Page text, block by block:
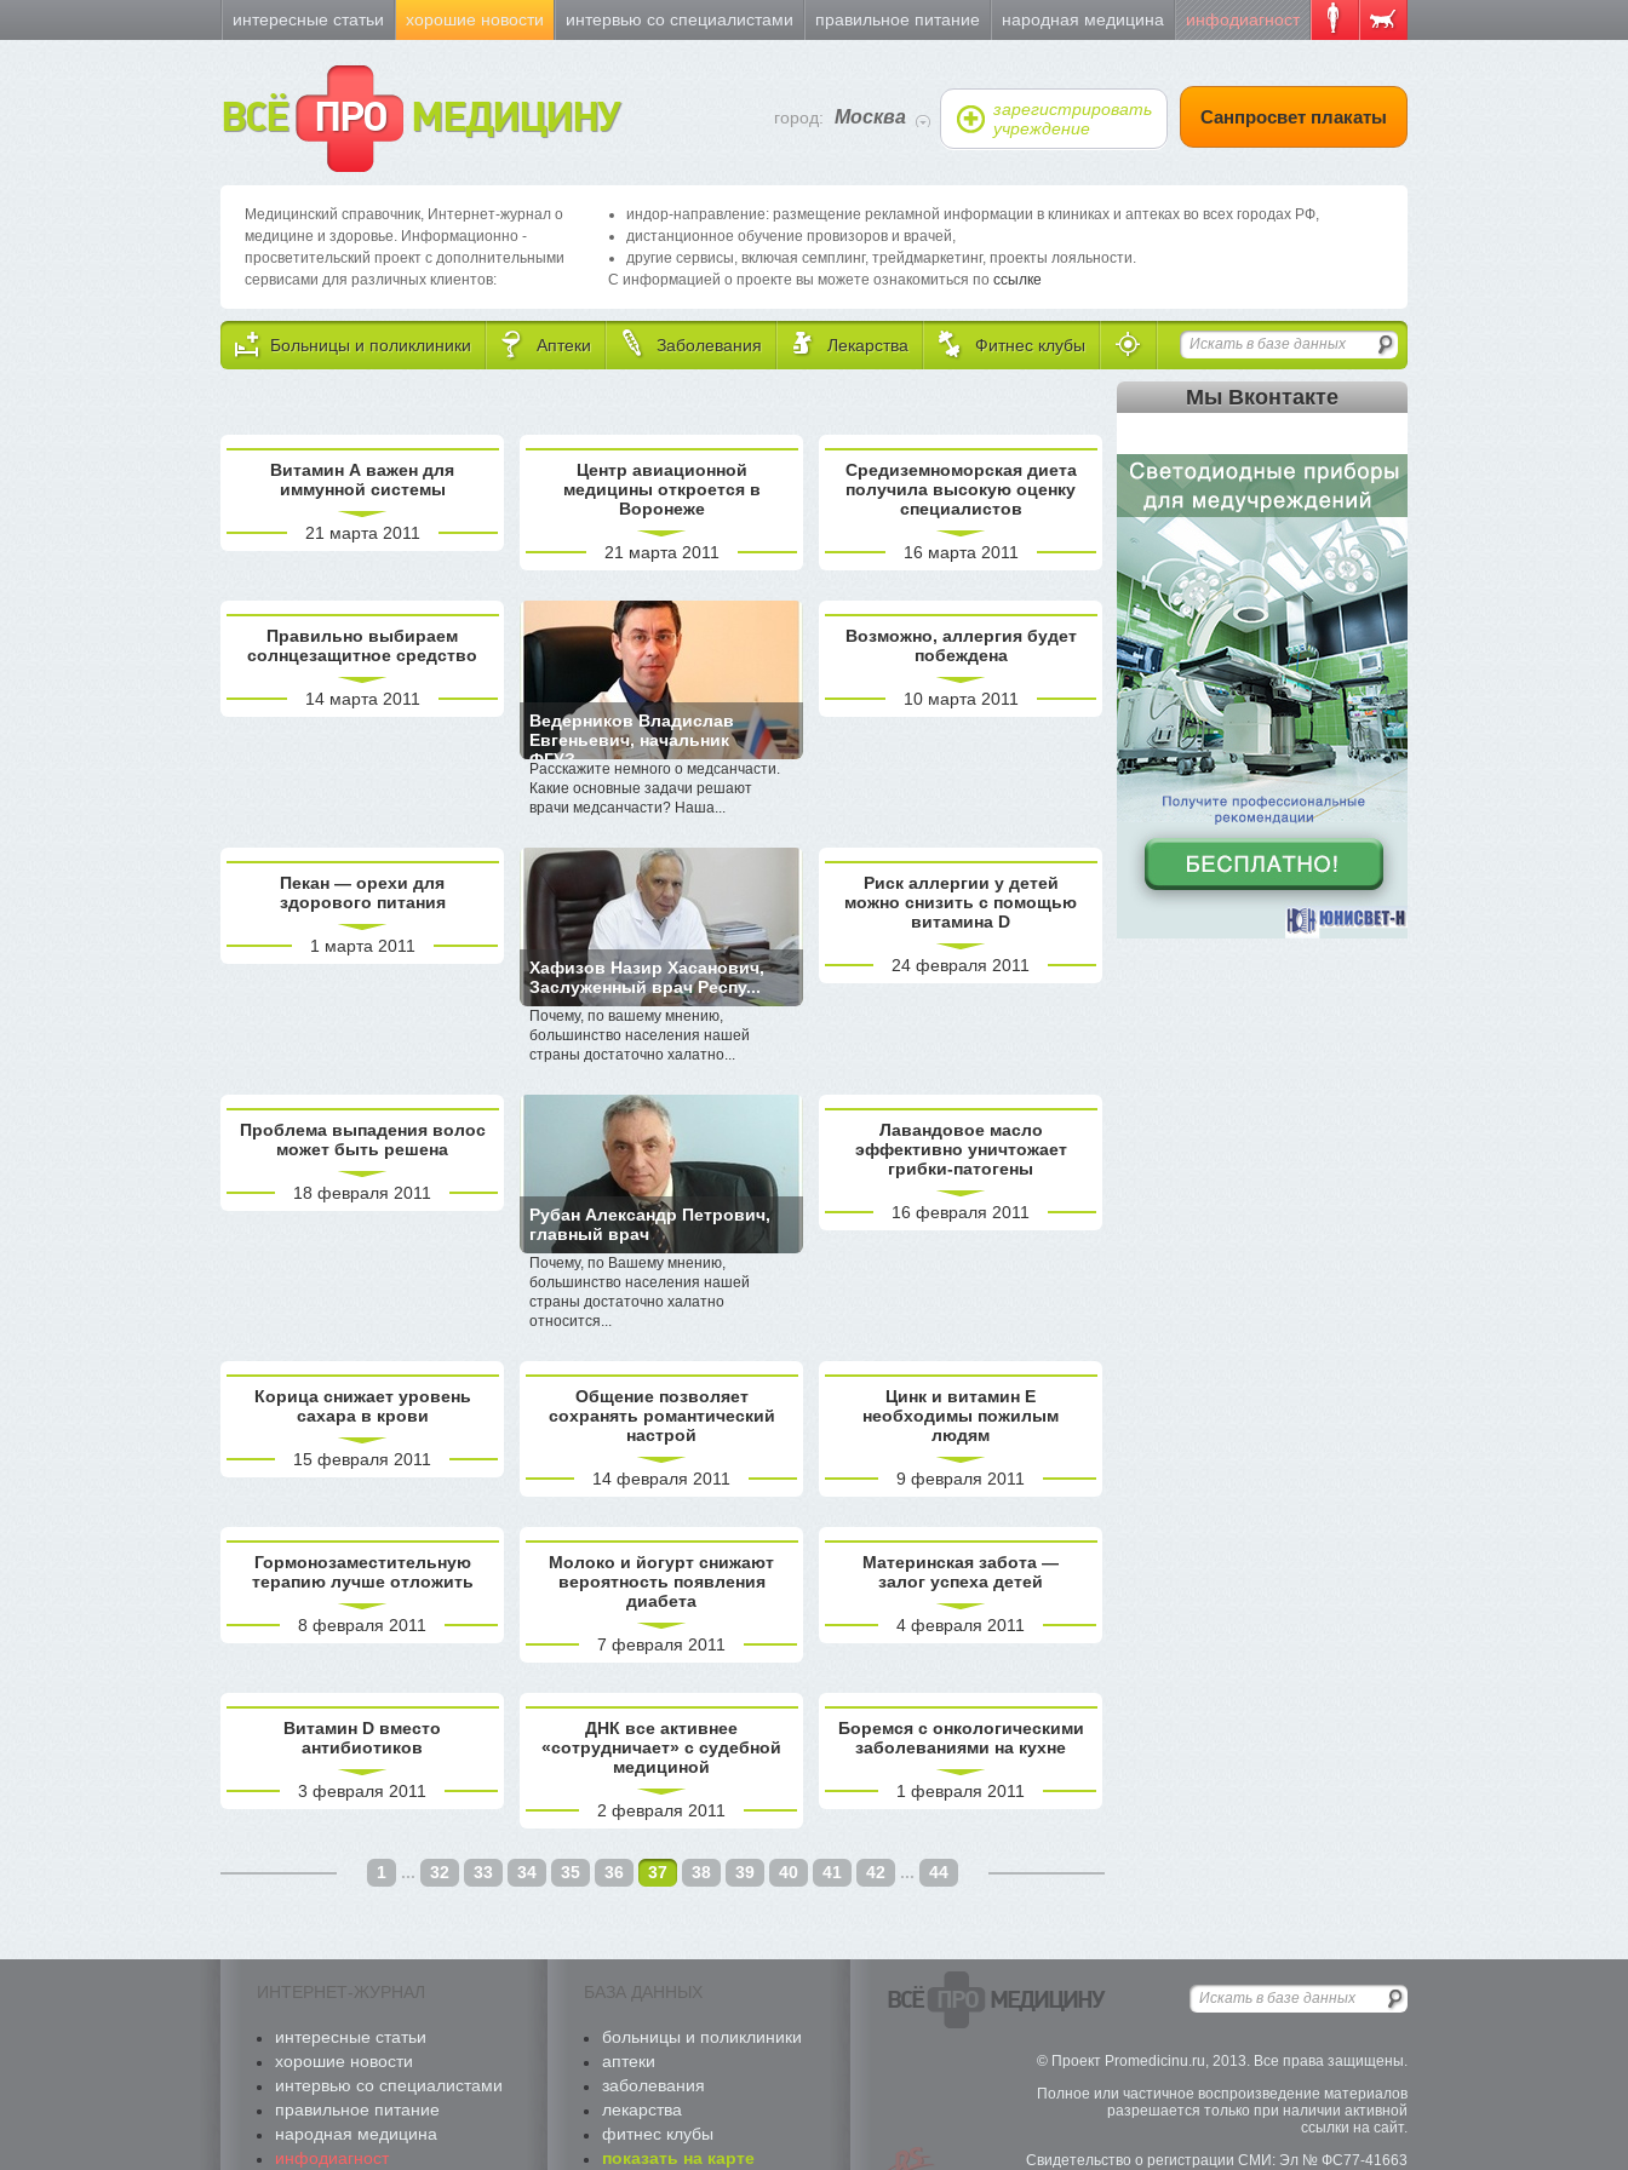
интересные статьи хорошие новости интервью со специалистами правильное питание народная медицина инфодиагност
ВСЁ ПРО МЕДИЦИНУ город: Москва
зарегистрировать
учреждение
Санпросвет плакаты
Медицинский справочник, Интернет-журнал о
медицине и здоровье. Информационно -
просветительский проект с дополнительными
сервисами для различных клиентов:
индор-направление: размещение рекламной информации в клиниках и аптеках во всех городах РФ,
дистанционное обучение провизоров и врачей,
другие сервисы, включая семплинг, трейдмаркетинг, проекты лояльности.
С информацией о проекте вы можете ознакомиться по ссылке
Больницы и поликлиники Аптеки Заболевания Лекарства Фитнес клубы
Витамин А важен для
иммунной системы
21 марта 2011
Центр авиационной
медицины откроется в
Воронеже
21 марта 2011
Средиземноморская диета
получила высокую оценку
специалистов
16 марта 2011
Правильно выбираем
солнцезащитное средство
14 марта 2011
Ведерников Владислав
Евгеньевич, начальник
ФГУЗ...
Расскажите немного о медсанчасти.
Какие основные задачи решают
врачи медсанчасти? Наша...
Возможно, аллергия будет
побеждена
10 марта 2011
Пекан — орехи для
здорового питания
1 марта 2011
Хафизов Назир Хасанович,
Заслуженный врач Респу...
Почему, по вашему мнению,
большинство населения нашей
страны достаточно халатно...
Риск аллергии у детей
можно снизить с помощью
витамина D
24 февраля 2011
Проблема выпадения волос
может быть решена
18 февраля 2011
Рубан Александр Петрович,
главный врач
Почему, по Вашему мнению,
большинство населения нашей
страны достаточно халатно
относится...
Лавандовое масло
эффективно уничтожает
грибки-патогены
16 февраля 2011
Корица снижает уровень
сахара в крови
15 февраля 2011
Общение позволяет
сохранять романтический
настрой
14 февраля 2011
Цинк и витамин Е
необходимы пожилым
людям
9 февраля 2011
Гормонозаместительную
терапию лучше отложить
8 февраля 2011
Молоко и йогурт снижают
вероятность появления
диабета
7 февраля 2011
Материнская забота —
залог успеха детей
4 февраля 2011
Витамин D вместо
антибиотиков
3 февраля 2011
ДНК все активнее
«сотрудничает» с судебной
медициной
2 февраля 2011
Боремся с онкологическими
заболеваниями на кухне
1 февраля 2011
1 ... 32 33 34 35 36 37 38 39 40 41 42 ... 44
Мы Вконтакте
ИНТЕРНЕТ-ЖУРНАЛ
интересные статьи
хорошие новости
интервью со специалистами
правильное питание
народная медицина
инфодиагност
БАЗА ДАННЫХ
больницы и поликлиники
аптеки
заболевания
лекарства
фитнес клубы
показать на карте
ВСЁ ПРО МЕДИЦИНУ
© Проект Promedicinu.ru, 2013. Все права защищены.
Полное или частичное воспроизведение материалов
разрешается только при наличии активной
ссылки на сайт.
Свидетельство о регистрации СМИ: Эл № ФС77-41663